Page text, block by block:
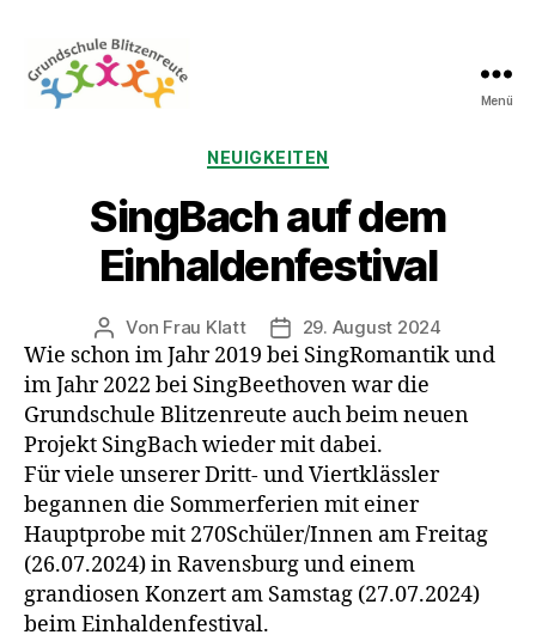
Menü
Kategorien
NEUIGKEITEN
SingBach auf dem
Einhaldenfestival
Beitragsautor
Von Frau Klatt Veröffentlichungsdatum
29. August 2024
Wie schon im Jahr 2019 bei SingRomantik und
im Jahr 2022 bei SingBeethoven war die
Grundschule Blitzenreute auch beim neuen
Projekt SingBach wieder mit dabei.
Für viele unserer Dritt- und Viertklässler
begannen die Sommerferien mit einer
Hauptprobe mit 270Schüler/Innen am Freitag
(26.07.2024) in Ravensburg und einem
grandiosen Konzert am Samstag (27.07.2024)
beim Einhaldenfestival.